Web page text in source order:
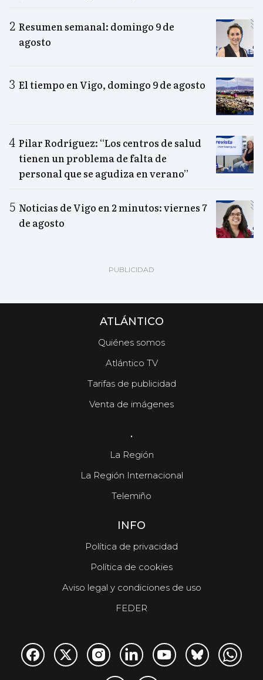
Resumen semanal: domingo 9 de
agosto
El tiempo en Vigo, domingo 9 de agosto
Pilar Rodríguez: “Los centros de salud
tienen un problema de falta de
personal que se agudiza en verano”
Noticias de Vigo en 2 minutos: viernes 7
de agosto
ATLÁNTICO
Quiénes somos
Atlántico TV
Tarifas de publicidad
Venta de imágenes
.
La Región
La Región Internacional
Telemiño
INFO
Política de privacidad
Política de cookies
Aviso legal y condiciones de uso
FEDER